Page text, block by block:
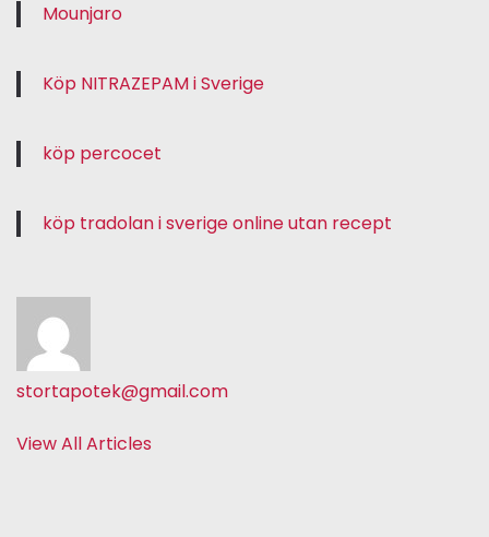
Mounjaro
Köp NITRAZEPAM i Sverige
köp percocet
köp tradolan i sverige online utan recept
stortapotek@gmail.com
View All Articles